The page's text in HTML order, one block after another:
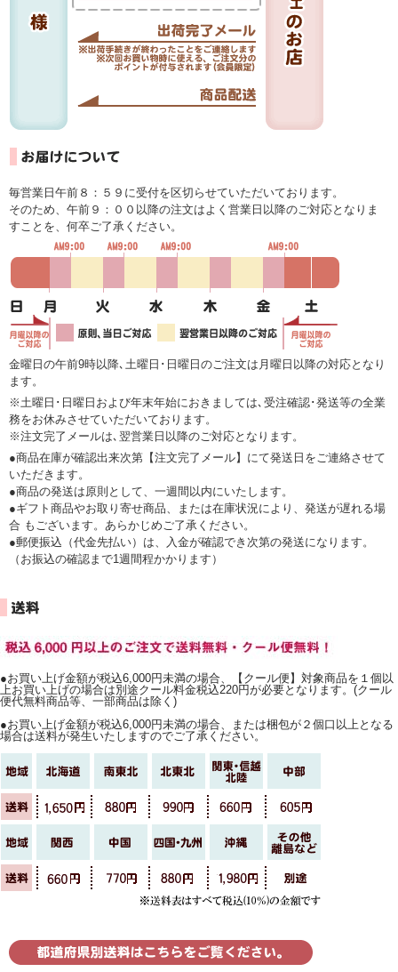
毎営業日午前８：５９に受付を区切らせていただいております。
そのため、午前９：００以降の注文はよく営業日以降のご対応となりま
すことを、何卒ご了承ください。
金曜日の午前9時以降､土曜日･日曜日のご注文は月曜日以降の対応となり
ます。
※土曜日･日曜日および年末年始におきましては､受注確認･発送等の全業
務をお休みさせていただいております。
※注文完了メールは､翌営業日以降のご対応となります。
●商品在庫が確認出来次第【注文完了メール】にて発送日をご連絡させて
いただきます。
●商品の発送は原則として、一週間以内にいたします。
●ギフト商品やお取り寄せ商品、または在庫状況により、発送が遅れる場
合 もございます。あらかじめご了承ください。
●郵便振込（代金先払い）は、入金が確認でき次第の発送になります。
（お振込の確認まで1週間程かかります）
●お買い上げ金額が税込6,000円未満の場合、【クール便】対象商品を１個以
上お買い上げの場合は別途クール料金税込220円が必要となります。(クール
便代無料商品等、一部商品は除く)
●お買い上げ金額が税込6,000円未満の場合、または梱包が２個口以上となる
場合は送料が発生いたしますのでご了承ください。